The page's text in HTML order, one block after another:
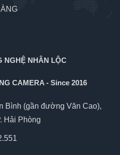
NGHỆ NHÂN LỘC
CAMERA - Since 2016
Bình (gần đường Văn Cao),
Hải Phòng